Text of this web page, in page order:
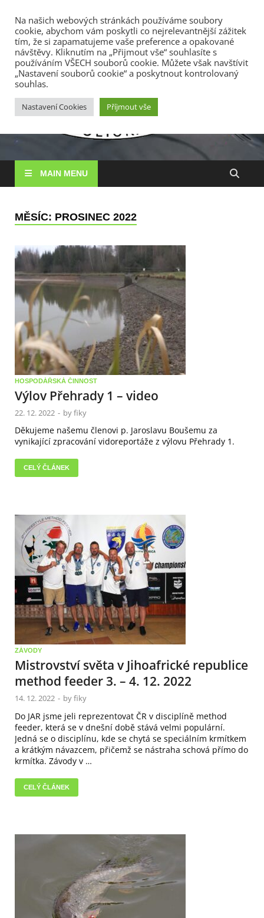
7. 8. 2026
RS
Rybářské
MAIN MENU
MĚSÍC: PROSINEC 2022
HOSPODÁŘSKÁ ČINNOST
Výlov Přehrady 1 – video
22. 12. 2022 - byfiky
Děkujeme našemu členovi p. Jaroslavu Boušemu za
vynikající zpracování vidoreportáže z výlovu Přehrady 1.
CELÝ ČLÁNEK
ZÁVODY
Mistrovství světa v Jihoafrické republice
method feeder 3. – 4. 12. 2022
14. 12. 2022 - byfiky
Do JAR jsme jeli reprezentovat ČR v disciplíně method
feeder, která se v dnešní době stává velmi populární.
Jedná se o disciplínu, kde se chytá se speciálním krmítkem
a krátkým návazcem, přičemž se nástraha schová přímo do
krmítka. Závody v …
CELÝ ČLÁNEK
Na našich webových stránkách používáme soubory
cookie, abychom vám poskytli co nejrelevantnější zážitek
tím, že si zapamatujeme vaše preference a opakované
návštěvy. Kliknutím na „Přijmout vše“ souhlasíte s
používáním VŠECH souborů cookie. Můžete však navštívit
„Nastavení souborů cookie“ a poskytnout kontrolovaný
souhlas.
Nastavení Cookies Příjmout vše